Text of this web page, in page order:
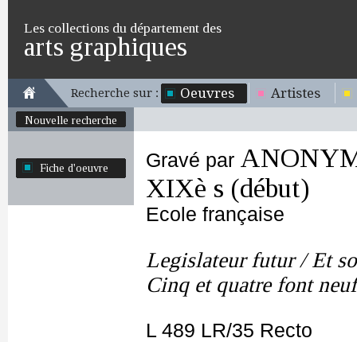
Les collections du département des
arts graphiques
Recherche sur : Oeuvres Artistes
Nouvelle recherche
Fiche d'oeuvre Gravé par
XIXè s (début)
Ecole française
Legislateur futur / Et
Cinq et quatre font
L 489 LR/35 Recto